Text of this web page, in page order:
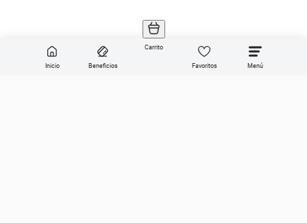
Inicio Beneficios
Carrito
Favoritos